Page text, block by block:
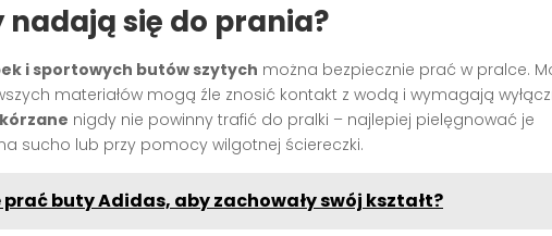
nadają się do prania?
i sportowych butów szytych można bezpiecznie prać w pralce.
materiałów mogą źle znosić kontakt z wodą i wymagają
nigdy nie powinny trafić do pralki – najlepiej pielęgnować je
sucho lub przy pomocy wilgotnej ściereczki.
buty Adidas, aby zachowały swój kształt?